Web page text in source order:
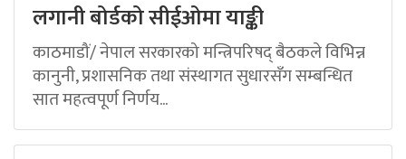
लगानी बोर्डको सीईओमा याङ्की
काठमाडौं/ नेपाल सरकारको मन्त्रिपरिषद् बैठकले विभिन्न
कानुनी, प्रशासनिक तथा संस्थागत सुधारसँग सम्बन्धित
सात महत्वपूर्ण निर्णय...